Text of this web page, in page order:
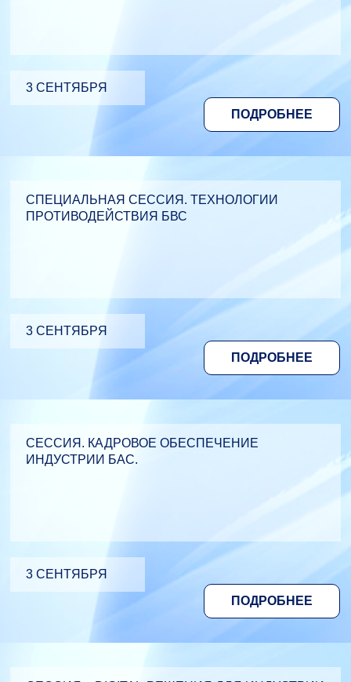
3 СЕНТЯБРЯ
ПОДРОБНЕЕ
СПЕЦИАЛЬНАЯ СЕССИЯ. ТЕХНОЛОГИИ
ПРОТИВОДЕЙСТВИЯ БВС
3 СЕНТЯБРЯ
ПОДРОБНЕЕ
СЕССИЯ. КАДРОВОЕ ОБЕСПЕЧЕНИЕ
ИНДУСТРИИ БАС.
3 СЕНТЯБРЯ
ПОДРОБНЕЕ